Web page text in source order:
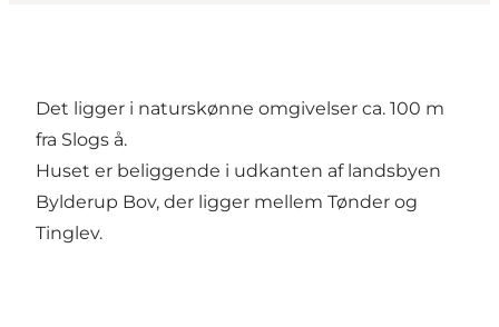
Det ligger i naturskønne omgivelser ca. 100 m
fra Slogs å.
Huset er beliggende i udkanten af landsbyen
Bylderup Bov, der ligger mellem Tønder og
Tinglev.